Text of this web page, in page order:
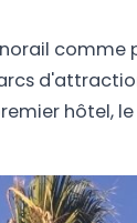
comme
hôtel, le